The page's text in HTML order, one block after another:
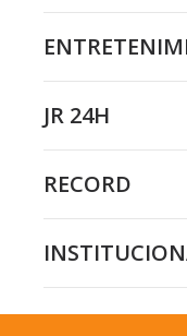
JR 24H
RECORD